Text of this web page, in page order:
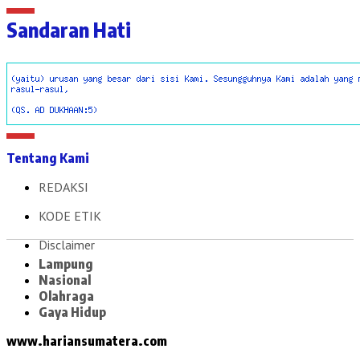
Sandaran Hati
Tentang Kami
REDAKSI
KODE ETIK
Disclaimer
Lampung
Nasional
Olahraga
Gaya Hidup
www.hariansumatera.com